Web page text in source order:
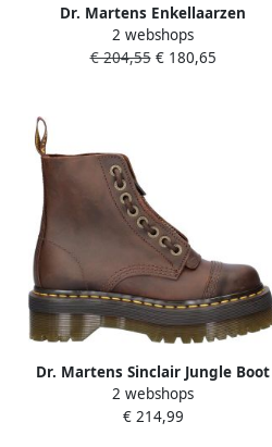
Dr. Martens Enkellaarzen
Bottines 2976 Leonore doublure
fausse fourrure
2 webshops
€ 204,55€ 180,65
Dr. Martens Sinclair Jungle Boot
Vrouwen Zwart Laarzen
2 webshops
€ 214,99